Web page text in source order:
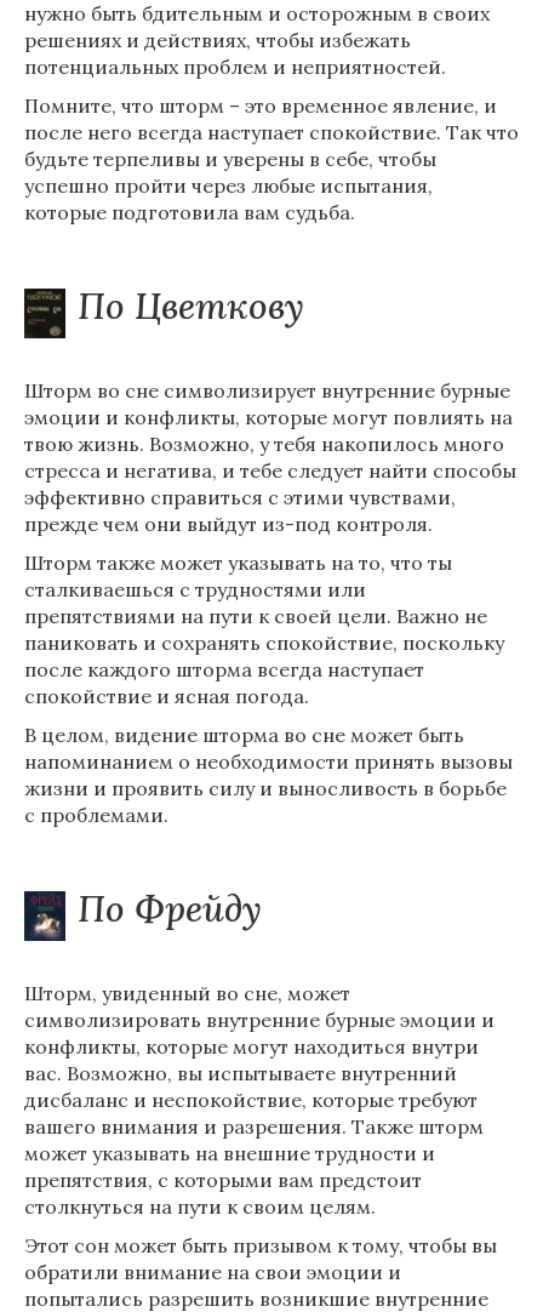
нужно быть бдительным и осторожным в своих
решениях и действиях, чтобы избежать
потенциальных проблем и неприятностей.
Помните, что шторм – это временное явление, и
после него всегда наступает спокойствие. Так что
будьте терпеливы и уверены в себе, чтобы
успешно пройти через любые испытания,
которые подготовила вам судьба.
По Цветкову
Шторм во сне символизирует внутренние бурные
эмоции и конфликты, которые могут повлиять на
твою жизнь. Возможно, у тебя накопилось много
стресса и негатива, и тебе следует найти способы
эффективно справиться с этими чувствами,
прежде чем они выйдут из-под контроля.
Шторм также может указывать на то, что ты
сталкиваешься с трудностями или
препятствиями на пути к своей цели. Важно не
паниковать и сохранять спокойствие, поскольку
после каждого шторма всегда наступает
спокойствие и ясная погода.
В целом, видение шторма во сне может быть
напоминанием о необходимости принять вызовы
жизни и проявить силу и выносливость в борьбе
с проблемами.
По Фрейду
Шторм, увиденный во сне, может
символизировать внутренние бурные эмоции и
конфликты, которые могут находиться внутри
вас. Возможно, вы испытываете внутренний
дисбаланс и неспокойствие, которые требуют
вашего внимания и разрешения. Также шторм
может указывать на внешние трудности и
препятствия, с которыми вам предстоит
столкнуться на пути к своим целям.
Этот сон может быть призывом к тому, чтобы вы
обратили внимание на свои эмоции и
попытались разрешить возникшие внутренние